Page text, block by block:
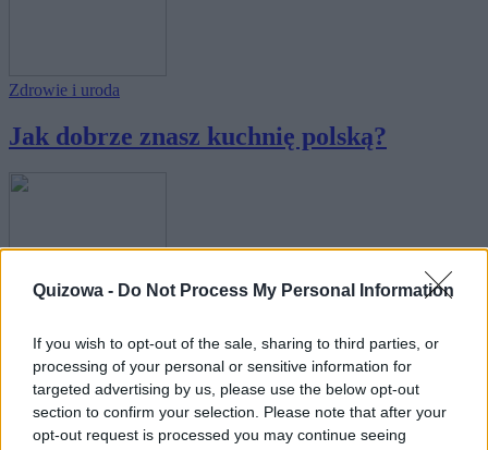
Quizowa - Do Not Process My Personal Information
If you wish to opt-out of the sale, sharing to third parties, or
processing of your personal or sensitive information for
targeted advertising by us, please use the below opt-out
section to confirm your selection. Please note that after your
opt-out request is processed you may continue seeing
Zdrowie i uroda
Jak dobrze znasz kuchnię polską?
Wiedza ogólna
Jak dobrze znasz składniki i nazwy
pierogów?